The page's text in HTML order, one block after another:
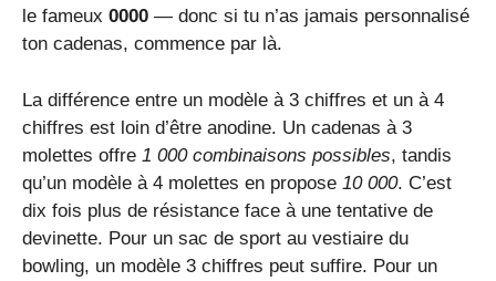
le fameux 0000 — donc si tu n’as jamais personnalisé
ton cadenas, commence par là.
La différence entre un modèle à 3 chiffres et un à 4
chiffres est loin d’être anodine. Un cadenas à 3
molettes offre 1 000 combinaisons possibles, tandis
qu’un modèle à 4 molettes en propose 10 000. C’est
dix fois plus de résistance face à une tentative de
devinette. Pour un sac de sport au vestiaire du
bowling, un modèle 3 chiffres peut suffire. Pour un